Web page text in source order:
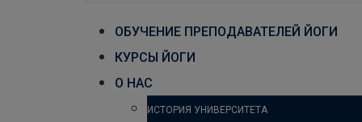
ОБУЧЕНИЕ ПРЕПОДАВАТЕЛЕЙ ЙОГИ
КУРСЫ ЙОГИ
О НАС
ИСТОРИЯ УНИВЕРСИТЕТА